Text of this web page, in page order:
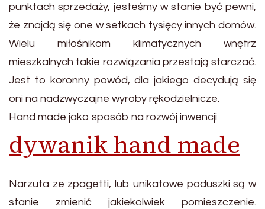
punktach sprzedaży, jesteśmy w stanie być pewni,
że znajdą się one w setkach tysięcy innych domów.
Wielu miłośnikom klimatycznych wnętrz
mieszkalnych takie rozwiązania przestają starczać.
Jest to koronny powód, dla jakiego decydują się
oni na nadzwyczajne wyroby rękodzielnicze.
Hand made jako sposób na rozwój inwencji
dywanik hand made
Narzuta ze zpagetti, lub unikatowe poduszki są w
stanie zmienić jakiekolwiek pomieszczenie.